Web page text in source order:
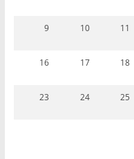
9 10 11
16 17 18
23 24 25